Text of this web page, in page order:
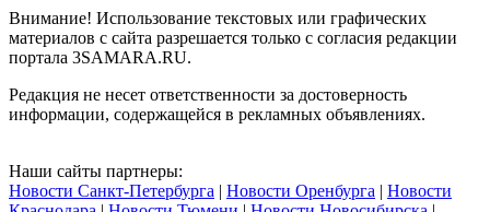
Внимание! Использование текстовых или графических
материалов с сайта разрешается только c согласия редакции
портала 3SAMARA.RU.
Редакция не несет ответственности за достоверность
информации, содержащейся в рекламных объявлениях.
Наши сайты партнеры:
Новости Санкт-Петербурга | Новости Оренбурга | Новости